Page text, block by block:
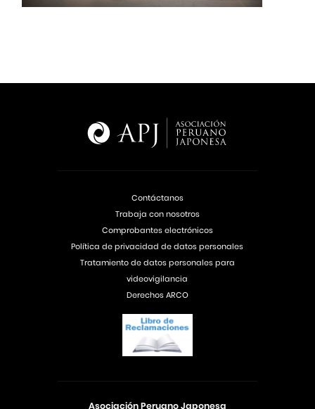
Asociación Peruano Japonesa
Contáctanos
Trabaja con nosotros
Comprobantes electrónicos
Política de privacidad de datos personales
Tratamiento de datos personales para
videovigilancia
Derechos ARCO